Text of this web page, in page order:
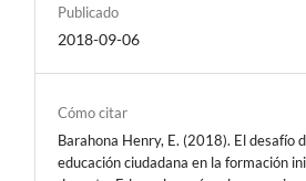
Publicado
2018-09-06
Cómo citar
Barahona Henry, E. (2018). El desafío
educación ciudadana en la formación